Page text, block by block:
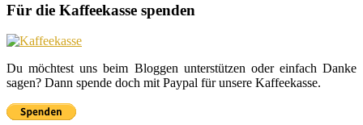
Für die Kaffeekasse spenden
Du möchtest uns beim Bloggen unterstützen oder einfach Danke
sagen? Dann spende doch mit Paypal für unsere Kaffeekasse.